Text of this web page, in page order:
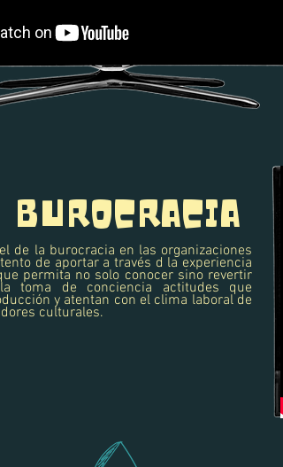
BUROCRACIA
de la burocracia en las organizaciones
de aportar a través d la experiencia
permita no solo conocer sino revertir
de conciencia actitudes que
y atentan con el clima laboral de
culturales.